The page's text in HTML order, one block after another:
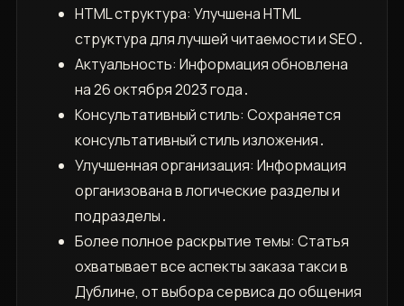
HTML структура: Улучшена HTML
структура для лучшей читаемости и SEO․
Актуальность: Информация обновлена
на 26 октября 2023 года․
Консультативный стиль: Сохраняется
консультативный стиль изложения․
Улучшенная организация: Информация
организована в логические разделы и
подразделы․
Более полное раскрытие темы: Статья
охватывает все аспекты заказа такси в
Дублине, от выбора сервиса до общения